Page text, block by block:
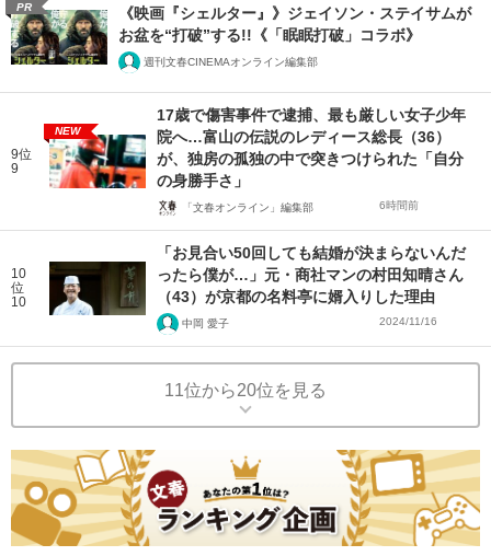
PR
《映画『シェルター』》ジェイソン・ステイサムが
お盆を“打破”する!!《「眠眠打破」コラボ》
週刊文春CINEMAオンライン編集部
9位
9
NEW
17歳で傷害事件で逮捕、最も厳しい女子少年
院へ…富山の伝説のレディース総長（36）
が、独房の孤独の中で突きつけられた「自分
の身勝手さ」
「文春オンライン」編集部 6時間前
10
位
10
「お見合い50回しても結婚が決まらないんだ
ったら僕が…」元・商社マンの村田知晴さん
（43）が京都の名料亭に婿入りした理由
中岡 愛子 2024/11/16
11位から20位を見る